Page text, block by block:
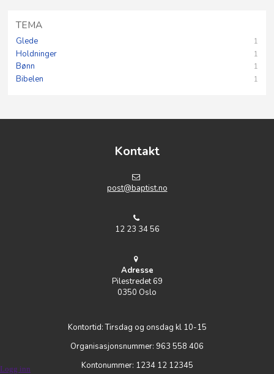
TEMA
Glede 1
Holdninger 1
Bønn 1
Bibelen 1
Kontakt
post@baptist.no
12 23 34 56
Adresse
Pilestredet 69
0350 Oslo
Kontortid: Tirsdag og onsdag kl 10-15
Organisasjonsnummer: 963 558 406
Kontonummer: 1234 12 12345
Logg inn